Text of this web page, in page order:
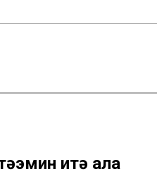
итә ала